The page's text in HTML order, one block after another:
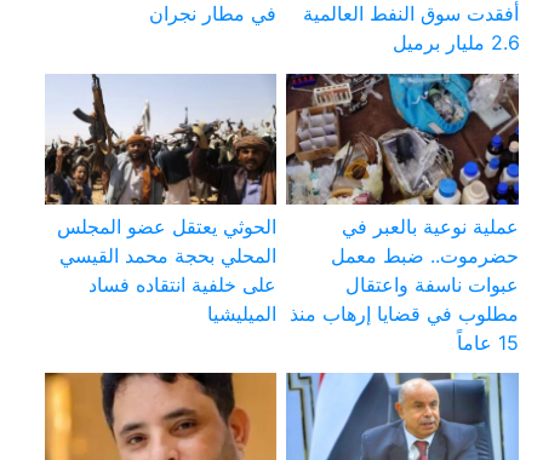
أفقدت سوق النفط العالمية
2.6 مليار برميل
في مطار نجران
عملية نوعية بالعبر في
حضرموت.. ضبط معمل
عبوات ناسفة واعتقال
مطلوب في قضايا إرهاب منذ
15 عاماً
الحوثي يعتقل عضو المجلس
المحلي بحجة محمد القيسي
على خلفية انتقاده فساد
الميليشيا